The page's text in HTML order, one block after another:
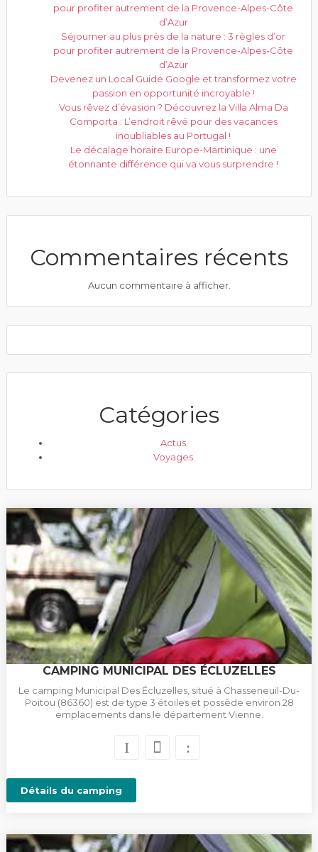
pour profiter autrement de la Provence-Alpes-Côte
d’Azur
Séjourner au plus près de la nature : 3 règles d’or
pour profiter autrement de la Provence-Alpes-Côte
d’Azur
Devenez un Local Guide Google et transformez votre
passion en opportunité incroyable !
Vous rêvez d’évasion ? Découvrez la Villa Alma Da
Comporta : L’endroit rêvé pour des vacances
inoubliables au Portugal !
Le décalage horaire Europe-Martinique : une
étonnante différence qui va vous surprendre !
Commentaires récents
Aucun commentaire à afficher.
Catégories
Actus
Voyages
CAMPING MUNICIPAL DES ÉCLUZELLES
Le camping Municipal Des Écluzelles, situé à Chasseneuil-Du-
Poitou (86360) est de type 3 étoiles et possède environ 28
emplacements dans le département Vienne.
Détails du camping